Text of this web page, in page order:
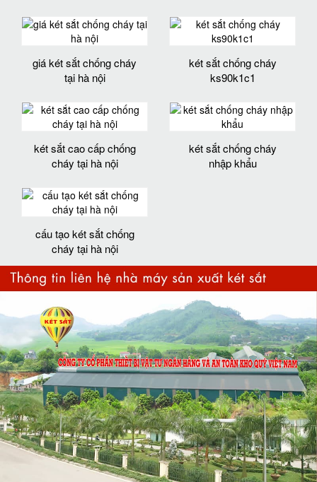
giá két sắt chống cháy
tại hà nội
két sắt chống cháy
ks90k1c1
két sắt cao cấp chống
cháy tại hà nội
két sắt chống cháy
nhập khẩu
cấu tạo két sắt chống
cháy tại hà nội